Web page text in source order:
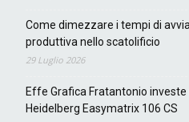
Come dimezzare i tempi di
produttiva nello scatolificio
29 Luglio 2026
Effe Grafica Fratantonio
Heidelberg Easymatrix 106 CS